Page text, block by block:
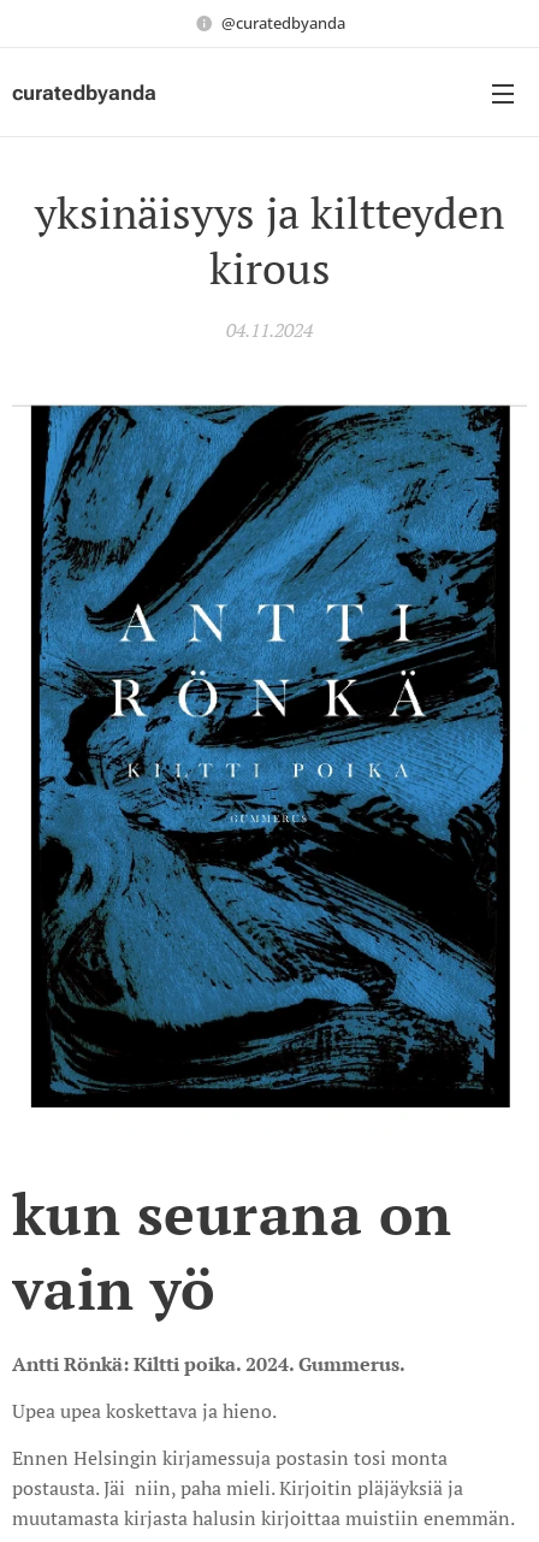
@curatedbyanda
curatedbyanda
yksinäisyys ja kiltteyden
kirous
04.11.2024
kun seurana on
vain yö
Antti Rönkä: Kiltti poika. 2024. Gummerus.
Upea upea koskettava ja hieno.
Ennen Helsingin kirjamessuja postasin tosi monta
postausta. Jäi niin, paha mieli. Kirjoitin pläjäyksiä ja
muutamasta kirjasta halusin kirjoittaa muistiin enemmän.